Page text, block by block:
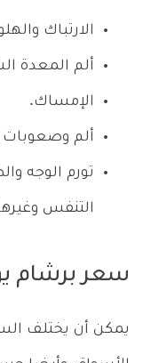
الارتباك
ألم المعدة
الإمساك.
ألم وصعوبات
تورم الوجه
التنفس
سعر برشام
يمكن أن يختلف